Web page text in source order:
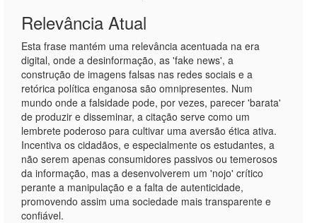
Relevância Atual
Esta frase mantém uma relevância acentuada na era
digital, onde a desinformação, as 'fake news', a
construção de imagens falsas nas redes sociais e a
retórica política enganosa são omnipresentes. Num
mundo onde a falsidade pode, por vezes, parecer 'barata'
de produzir e disseminar, a citação serve como um
lembrete poderoso para cultivar uma aversão ética ativa.
Incentiva os cidadãos, e especialmente os estudantes, a
não serem apenas consumidores passivos ou temerosos
da informação, mas a desenvolverem um 'nojo' crítico
perante a manipulação e a falta de autenticidade,
promovendo assim uma sociedade mais transparente e
confiável.